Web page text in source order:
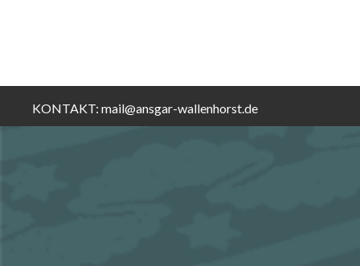
KONTAKT: mail@ansgar-wallenhorst.de